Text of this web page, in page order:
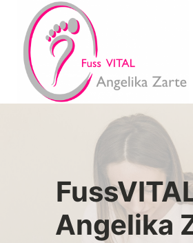
Inhalt
springen
Angelika